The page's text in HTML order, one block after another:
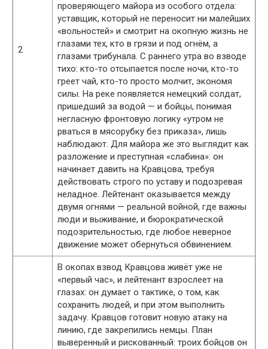
2
проверяющего майора из особого отдела:
уставщик, который не переносит ни малейших
«вольностей» и смотрит на окопную жизнь не
глазами тех, кто в грязи и под огнём, а
глазами трибунала. С раннего утра во взводе
тихо: кто-то отсыпается после ночи, кто-то
греет чай, кто-то просто молчит, экономя
силы. На реке появляется немецкий солдат,
пришедший за водой — и бойцы, понимая
негласную фронтовую логику «утром не
рваться в мясорубку без приказа», лишь
наблюдают. Для майора же это выглядит как
разложение и преступная «слабина»: он
начинает давить на Кравцова, требуя
действовать строго по уставу и подозревая
неладное. Лейтенант оказывается между
двумя огнями — реальной войной, где важны
люди и выживание, и бюрократической
подозрительностью, где любое неверное
движение может обернуться обвинением.
В окопах взвод Кравцова живёт уже не
«первый час», и лейтенант взрослеет на
глазах: он думает о тактике, о том, как
сохранить людей, и при этом выполнить
задачу. Кравцов готовит новую атаку на
линию, где закрепились немцы. План
выверенный и рискованный: троих бойцов он